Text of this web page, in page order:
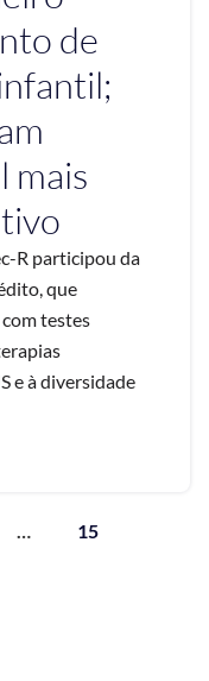
de
mais
R participou da
que
testes
e à diversidade
15